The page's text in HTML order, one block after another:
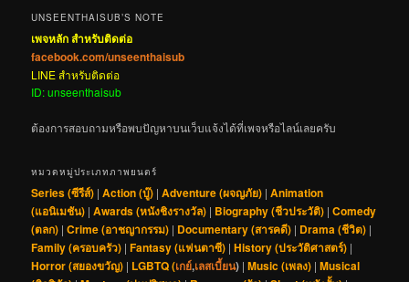
UNSEENTHAISUB’S NOTE
เพจหลัก สำหรับติดต่อ
facebook.com/unseenthaisub
LINE สำหรับติดต่อ
ID: unseenthaisub
ต้องการสอบถามหรือพบปัญหาบนเว็บแจ้งได้ที่เพจหรือไลน์เลยครับ
หมวดหมู่ประเภทภาพยนตร์
Series (ซีรีส์) |Action (บู๊) |Adventure (ผจญภัย) |Animation
(แอนิเมชัน) |Awards (หนังชิงรางวัล) | Biography (ชีวประวัติ) |Comedy
(ตลก) |Crime (อาชญากรรม) | Documentary (สารคดี) | Drama (ชีวิต) |
Family (ครอบครัว) |Fantasy (แฟนตาซี) |History (ประวัติศาสตร์) |
Horror (สยองขวัญ) | LGBTQ (เกย์,เลสเบี้ยน) |Music (เพลง) |Musical